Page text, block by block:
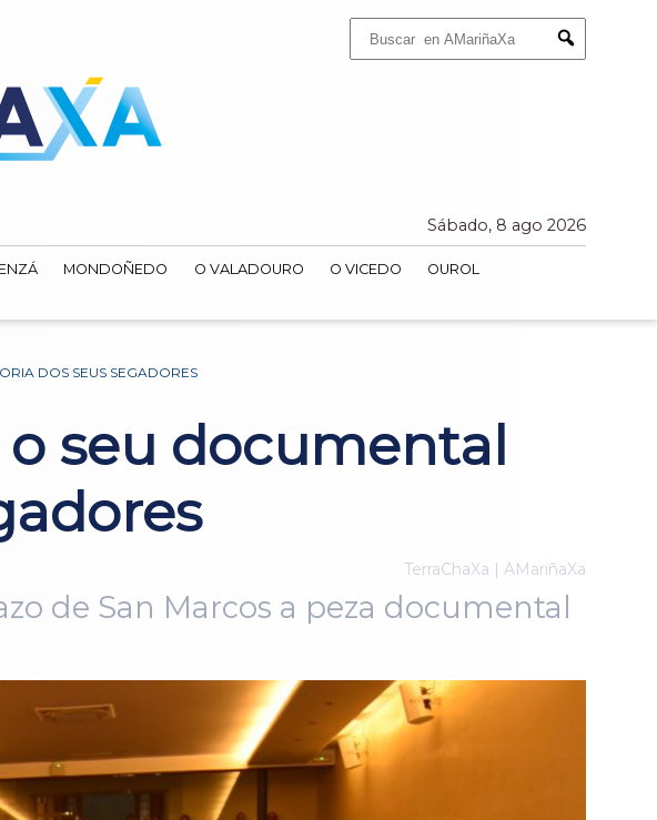
Submit
Sábado, 8 ago 2026
MONDOÑEDO O VALADOURO O VICEDO
OUROL
DOS SEUS SEGADORES
seu documental
TerraChaXa | AMariñaXa
de San Marcos a peza documental